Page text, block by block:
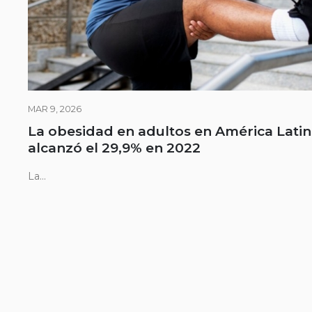
MAR 9, 2026
La obesidad en adultos en América
alcanzó el 29,9% en 2022
La...